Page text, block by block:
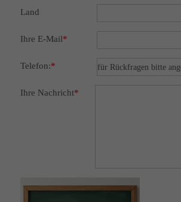
Land
Ihre E-Mail*
Telefon:*
Ihre Nachricht*